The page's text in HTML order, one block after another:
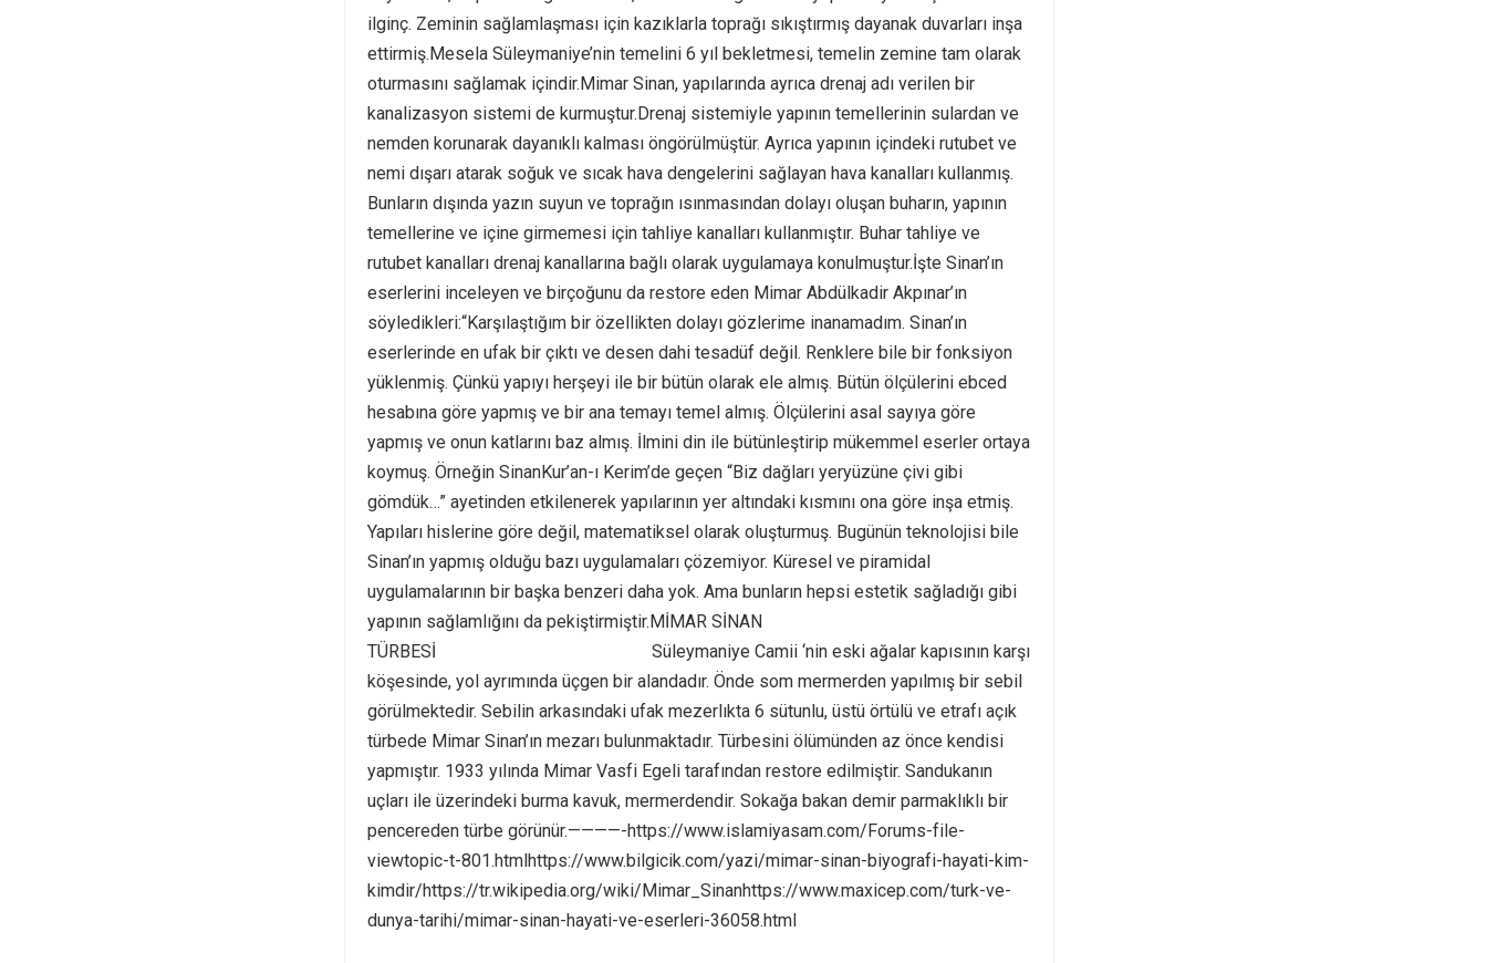
ilginç. Zeminin sağlamlaşması için kazıklarla toprağı sıkıştırmış dayanak duvarları inşa
ettirmiş.Mesela Süleymaniye’nin temelini 6 yıl bekletmesi, temelin zemine tam olarak
oturmasını sağlamak içindir.Mimar Sinan, yapılarında ayrıca drenaj adı verilen bir
kanalizasyon sistemi de kurmuştur.Drenaj sistemiyle yapının temellerinin sulardan ve
nemden korunarak dayanıklı kalması öngörülmüştür. Ayrıca yapının içindeki rutubet ve
nemi dışarı atarak soğuk ve sıcak hava dengelerini sağlayan hava kanalları kullanmış.
Bunların dışında yazın suyun ve toprağın ısınmasından dolayı oluşan buharın, yapının
temellerine ve içine girmemesi için tahliye kanalları kullanmıştır. Buhar tahliye ve
rutubet kanalları drenaj kanallarına bağlı olarak uygulamaya konulmuştur.İşte Sinan’ın
eserlerini inceleyen ve birçoğunu da restore eden Mimar Abdülkadir Akpınar’ın
söyledikleri:“Karşılaştığım bir özellikten dolayı gözlerime inanamadım. Sinan’ın
eserlerinde en ufak bir çıktı ve desen dahi tesadüf değil. Renklere bile bir fonksiyon
yüklenmiş. Çünkü yapıyı herşeyi ile bir bütün olarak ele almış. Bütün ölçülerini ebced
hesabına göre yapmış ve bir ana temayı temel almış. Ölçülerini asal sayıya göre
yapmış ve onun katlarını baz almış. İlmini din ile bütünleştirip mükemmel eserler ortaya
koymuş. Örneğin SinanKur’an-ı Kerim’de geçen “Biz dağları yeryüzüne çivi gibi
gömdük…” ayetinden etkilenerek yapılarının yer altındaki kısmını ona göre inşa etmiş.
Yapıları hislerine göre değil, matematiksel olarak oluşturmuş. Bugünün teknolojisi bile
Sinan’ın yapmış olduğu bazı uygulamaları çözemiyor. Küresel ve piramidal
uygulamalarının bir başka benzeri daha yok. Ama bunların hepsi estetik sağladığı gibi
yapının sağlamlığını da pekiştirmiştir.MİMAR SİNAN
TÜRBESİ
Süleymaniye Camii ‘nin eski ağalar kapısının karşı
köşesinde, yol ayrımında üçgen bir alandadır. Önde som mermerden yapılmış bir sebil
görülmektedir. Sebilin arkasındaki ufak mezerlıkta 6 sütunlu, üstü örtülü ve etrafı açık
türbede Mimar Sinan’ın mezarı bulunmaktadır. Türbesini ölümünden az önce kendisi
yapmıştır. 1933 yılında Mimar Vasfi Egeli tarafından restore edilmiştir. Sandukanın
uçları ile üzerindeki burma kavuk, mermerdendir. Sokağa bakan demir parmaklıklı bir
pencereden türbe görünür.————-https://www.islamiyasam.com/Forums-file-
viewtopic-t-801.htmlhttps://www.bilgicik.com/yazi/mimar-sinan-biyografi-hayati-kim-
kimdir/https://tr.wikipedia.org/wiki/Mimar_Sinanhttps://www.maxicep.com/turk-ve-
dunya-tarihi/mimar-sinan-hayati-ve-eserleri-36058.html